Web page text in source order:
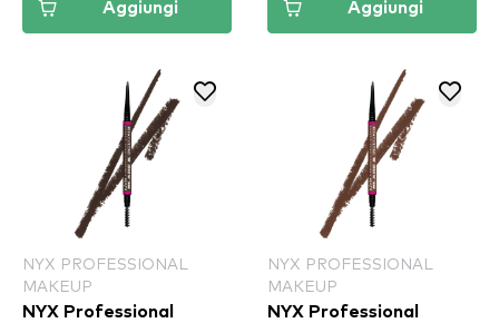
Aggiungi Aggiungi
NYX PROFESSIONAL
MAKEUP
NYX Professional
NYX PROFESSIONAL
MAKEUP
NYX Professional